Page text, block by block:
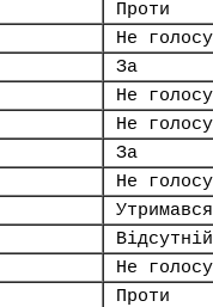
Проти
Не
За
Не
Не
За
Не
Утримався
Відсутній
Не
Проти